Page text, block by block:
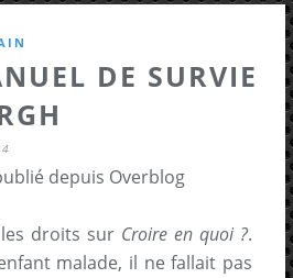
DE SURVIE
depuis Overblog
droits sur Croire en quoi ?.
malade, il ne fallait pas